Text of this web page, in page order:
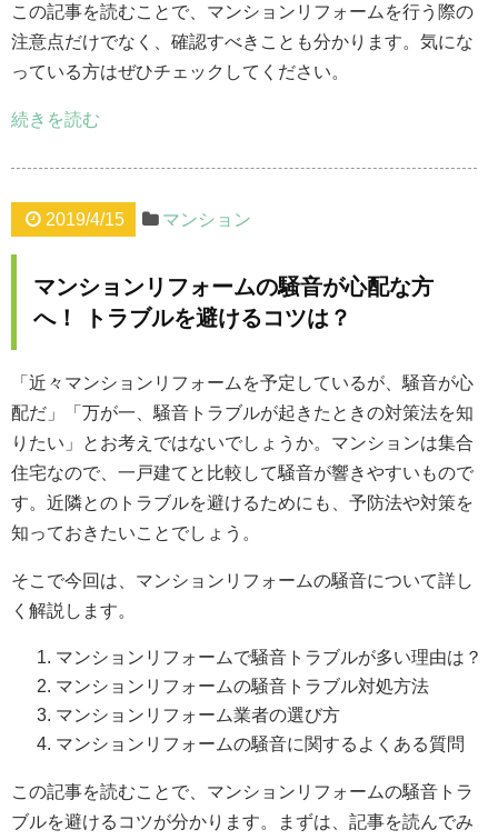
この記事を読むことで、マンションリフォームを行う際の
注意点だけでなく、確認すべきことも分かります。気にな
っている方はぜひチェックしてください。
続きを読む
2019/4/15 マンション
マンションリフォームの騒音が心配な方
へ！ トラブルを避けるコツは？
「近々マンションリフォームを予定しているが、騒音が心
配だ」「万が一、騒音トラブルが起きたときの対策法を知
りたい」とお考えではないでしょうか。マンションは集合
住宅なので、一戸建てと比較して騒音が響きやすいもので
す。近隣とのトラブルを避けるためにも、予防法や対策を
知っておきたいことでしょう。
そこで今回は、マンションリフォームの騒音について詳し
く解説します。
マンションリフォームで騒音トラブルが多い理由は？
マンションリフォームの騒音トラブル対処方法
マンションリフォーム業者の選び方
マンションリフォームの騒音に関するよくある質問
この記事を読むことで、マンションリフォームの騒音トラ
ブルを避けるコツが分かります。まずは、記事を読んでみ